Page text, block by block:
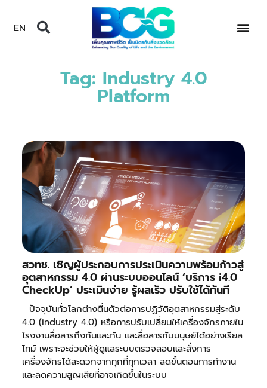
EN
Tag: Industry 4.0
Platform
สวทช. เชิญผู้ประกอบการประเมินความพร้อมก้าวสู่
อุตสาหกรรม 4.0 ผ่านระบบออนไลน์ ‘บริการ i4.0
CheckUp’ ประเมินง่าย รู้ผลเร็ว ปรับใช้ได้ทันที
ปัจจุบันทั่วโลกต่างตื่นตัวต่อการปฏิวัติอุตสาหกรรมสู่ระดับ
4.0 (industry 4.0) หรือการปรับเปลี่ยนให้เครื่องจักรภายใน
โรงงานสื่อสารถึงกันและกัน และสื่อสารกับมนุษย์ได้อย่างเรียล
ไทม์ เพราะจะช่วยให้ผู้ดูแลระบบตรวจสอบและสั่งการ
เครื่องจักรได้สะดวกจากทุกที่ทุกเวลา ลดขั้นตอนการทำงาน
และลดความสูญเสียที่อาจเกิดขึ้นในระบบ